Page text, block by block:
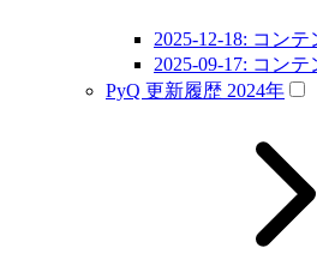
2025-12-18: コン
2025-09-17: コン
PyQ 更新履歴 2024年